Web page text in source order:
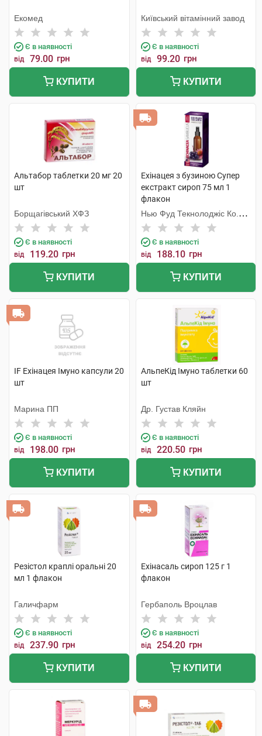
Екомед
Є в наявності
від 79.00 грн
КУПИТИ
Київський вітамінний завод
Є в наявності
від 99.20 грн
КУПИТИ
Альтабор таблетки 20 мг 20
шт
Борщагівський ХФЗ
Є в наявності
від 119.20 грн
КУПИТИ
Ехінацея з бузиною Супер
екстракт сироп 75 мл 1
флакон
Нью Фуд Текнолоджіс Ко.
Лтд
Є в наявності
від 188.10 грн
КУПИТИ
IF Ехінацея Імуно капсули 20
шт
Марина ПП
Є в наявності
від 198.00 грн
КУПИТИ
АльпеКід Імуно таблетки 60
шт
Др. Густав Кляйн
Є в наявності
від 220.50 грн
КУПИТИ
Резістол краплі оральні 20
мл 1 флакон
Галичфарм
Є в наявності
від 237.90 грн
КУПИТИ
Ехінасаль сироп 125 г 1
флакон
Гербаполь Вроцлав
Є в наявності
від 254.20 грн
КУПИТИ